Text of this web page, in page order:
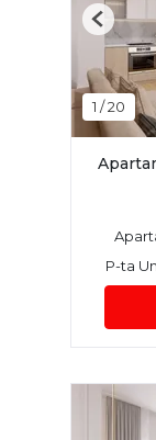
1 /20
P-ta